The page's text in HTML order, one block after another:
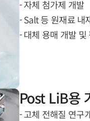
- 자체 첨가제 개발
- Salt 등 원재료 내
- 대체 용매 개발 및
Post LiB용
- 고체 전해질 연구